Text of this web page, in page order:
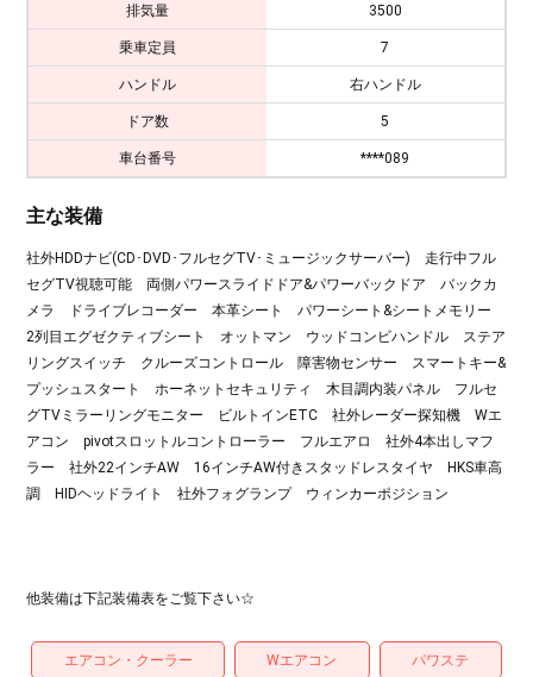
排気量 3500
乗車定員 7
ハンドル 右ハンドル
ドア数 5
車台番号 ****089
主な装備
社外HDDナビ(CD･DVD･フルセグTV･ミュージックサーバー) 走行中フル
セグTV視聴可能 両側パワースライドドア&パワーバックドア バックカ
メラ ドライブレコーダー 本革シート パワーシート&シートメモリー
2列目エグゼクティブシート オットマン ウッドコンビハンドル ステア
リングスイッチ クルーズコントロール 障害物センサー スマートキー&
プッシュスタート ホーネットセキュリティ 木目調内装パネル フルセ
グTVミラーリングモニター ビルトインETC 社外レーダー探知機 Wエ
アコン pivotスロットルコントローラー フルエアロ 社外4本出しマフ
ラー 社外22インチAW 16インチAW付きスタッドレスタイヤ HKS車高
調 HIDヘッドライト 社外フォグランプ ウィンカーポジション
他装備は下記装備表をご覧下さい☆
エアコン・クーラー Wエアコン パワステ